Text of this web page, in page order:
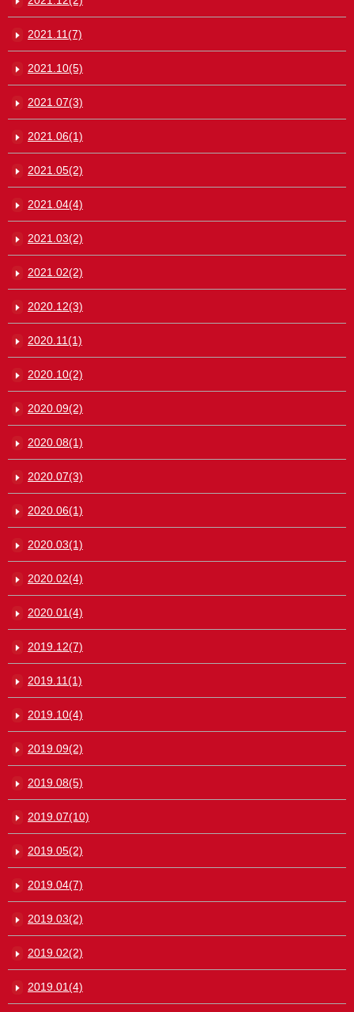
2021.11(7)
2021.10(5)
2021.07(3)
2021.06(1)
2021.05(2)
2021.04(4)
2021.03(2)
2021.02(2)
2020.12(3)
2020.11(1)
2020.10(2)
2020.09(2)
2020.08(1)
2020.07(3)
2020.06(1)
2020.03(1)
2020.02(4)
2020.01(4)
2019.12(7)
2019.11(1)
2019.10(4)
2019.09(2)
2019.08(5)
2019.07(10)
2019.05(2)
2019.04(7)
2019.03(2)
2019.02(2)
2019.01(4)